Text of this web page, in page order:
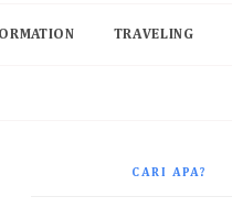
TRAVELING
CARI APA?